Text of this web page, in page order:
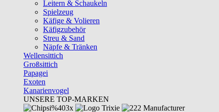
Leitern & Schaukeln
Spielzeug
Käfige & Volieren
Käfigzubehör
Streu & Sand
Näpfe & Tränken
Wellensittich
Großsittich
Papagei
Exoten
Kanarienvogel
UNSERE TOP-MARKEN